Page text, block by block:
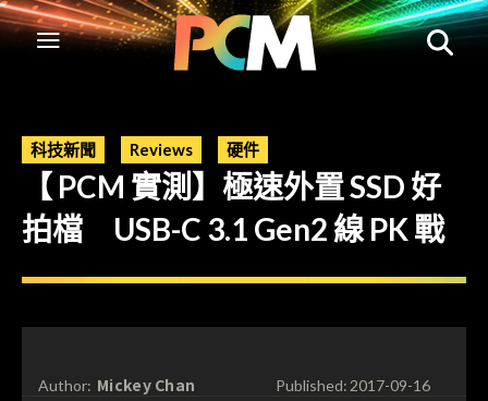
科技新聞 Reviews 硬件
【 PCM 實測】極速外置 SSD 好
拍檔 USB-C 3.1 Gen2 線 PK 戰
Author: Mickey Chan Published:2017-09-16